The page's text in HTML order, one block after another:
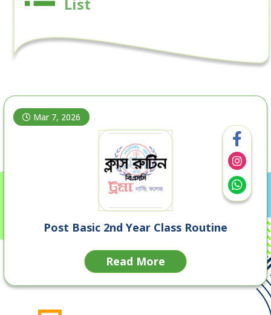
Mar 7, 2026
Post Basic 2nd Year Class Routine
Read More